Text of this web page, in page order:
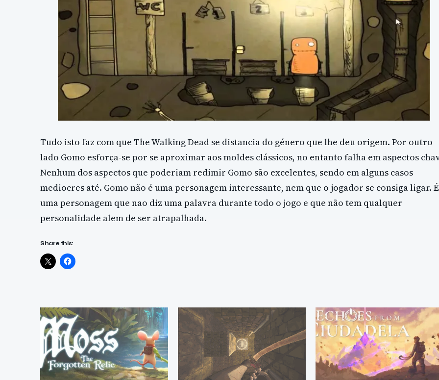
Tudo isto faz com que The Walking Dead se distancia do género que lhe deu origem. Por outro
lado Gomo esforça-se por se aproximar aos moldes clássicos, no entanto falha em aspectos
Nenhum dos aspectos que poderiam redimir Gomo são excelentes, sendo em alguns casos
mediocres até. Gomo não é uma personagem interessante, nem que o jogador se consiga ligar. É
uma personagem que nao diz uma palavra durante todo o jogo e que não tem qualquer
personalidade alem de ser atrapalhada.
Share this: